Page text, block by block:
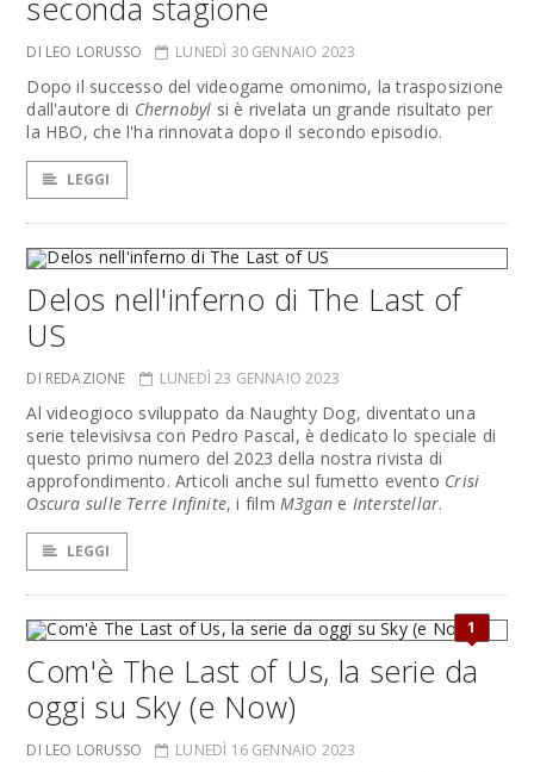
seconda stagione
DI LEO LORUSSO LUNEDÌ 30 GENNAIO 2023
Dopo il successo del videogame omonimo, la trasposizione
dall'autore di Chernobyl si è rivelata un grande risultato per
la HBO, che l'ha rinnovata dopo il secondo episodio.
LEGGI
Delos nell'inferno di The Last of
US
DI REDAZIONE LUNEDÌ 23 GENNAIO 2023
Al videogioco sviluppato da Naughty Dog, diventato una
serie televisivsa con Pedro Pascal, è dedicato lo speciale di
questo primo numero del 2023 della nostra rivista di
approfondimento. Articoli anche sul fumetto evento Crisi
Oscura sulle Terre Infinite, i film M3gan e Interstellar.
LEGGI
1
Com'è The Last of Us, la serie da
oggi su Sky (e Now)
DI LEO LORUSSO LUNEDÌ 16 GENNAIO 2023